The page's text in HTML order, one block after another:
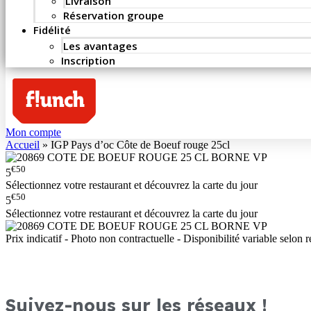
Réservation groupe
Fidélité
Les avantages
Inscription
Mon compte
Accueil » IGP Pays d’oc Côte de Boeuf rouge 25cl
5€50
Sélectionnez votre restaurant et découvrez la carte du jour
5€50
Sélectionnez votre restaurant et découvrez la carte du jour
Prix indicatif - Photo non contractuelle - Disponibilité variable selon
Suivez-nous sur les réseaux !